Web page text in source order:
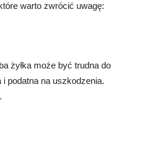
warto zwrócić uwagę:
żyłka może być trudna do
podatna na uszkodzenia.